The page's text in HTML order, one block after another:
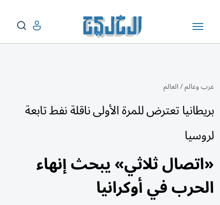
عرب وعالم/العالم
بريطانيا تعترض للمرة الأولى ناقلة نفط تابعة
لروسيا
«اتصال ثلاثي» يبحث إنهاء
الحرب في أوكرانيا